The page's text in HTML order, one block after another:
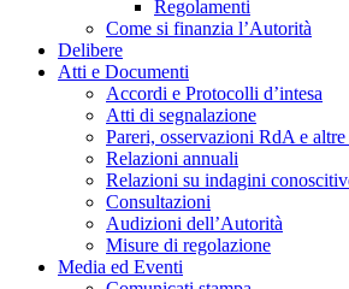
Regolamenti
Come si finanzia l’Autorità
Delibere
Atti e Documenti
Accordi e Protocolli d’intesa
Atti di segnalazione
Pareri, osservazioni RdA e
Relazioni annuali
Relazioni su indagini
Consultazioni
Audizioni dell’Autorità
Misure di regolazione
Media ed Eventi